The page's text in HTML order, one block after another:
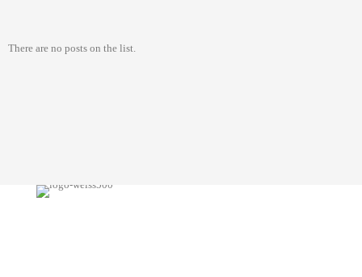
There are no posts on the list.